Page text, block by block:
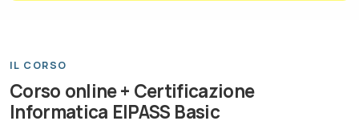
IL CORSO
Corso online + Certificazione
Informatica EIPASS Basic